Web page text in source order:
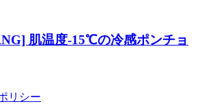
肌温度-15℃の冷感ポンチョ
リシー